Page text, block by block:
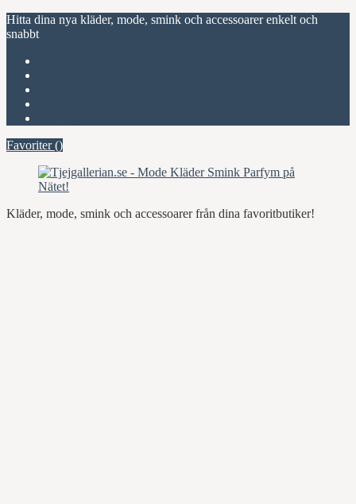
Hitta dina nya kläder, mode, smink och accessoarer enkelt och
snabbt
Favoriter ()
Kläder, mode, smink och accessoarer från dina favoritbutiker!